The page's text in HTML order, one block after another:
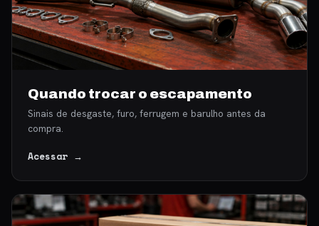
Quando trocar o escapamento
Sinais de desgaste, furo, ferrugem e barulho antes da
compra.
Acessar →